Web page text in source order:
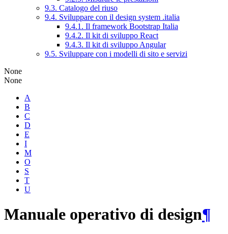
9.3. Catalogo del riuso
9.4. Sviluppare con il design system .italia
9.4.1. Il framework Bootstrap Italia
9.4.2. Il kit di sviluppo React
9.4.3. Il kit di sviluppo Angular
9.5. Sviluppare con i modelli di sito e servizi
None
None
A
B
C
D
E
I
M
O
S
T
U
Manuale operativo di design¶